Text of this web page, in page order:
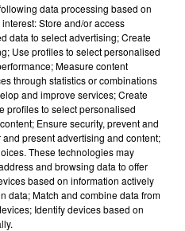
: le Citroën C15 a le
festival
décède après une
le Finistère
data processing based on
Store and/or access
data to select advertising; Create
Use profiles to select personalised
Measure content
through statistics or combinations
and improve services; Create
profiles to select personalised
Ensure security, prevent and
present advertising and content;
These technologies may
and browsing data to offer
based on information actively
data; Match and combine data from
Identify devices based on